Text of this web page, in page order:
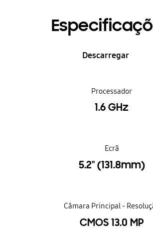
Descarregar
Processador
1.6 GHz
Ecrã
5.2" (131.8mm)
Câmara Principal -
CMOS 13.0 MP